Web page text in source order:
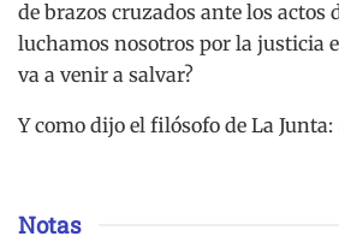
de brazos cruzados ante los actos
luchamos nosotros por la justicia
va a venir a salvar?
Y como dijo el filósofo de La Junta:
Notas